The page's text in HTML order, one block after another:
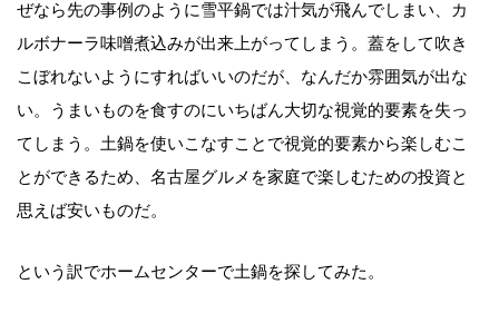
ぜなら先の事例のように雪平鍋では汁気が飛んでしまい、カ
ルボナーラ味噌煮込みが出来上がってしまう。蓋をして吹き
こぼれないようにすればいいのだが、なんだか雰囲気が出な
い。うまいものを食すのにいちばん大切な視覚的要素を失っ
てしまう。土鍋を使いこなすことで視覚的要素から楽しむこ
とができるため、名古屋グルメを家庭で楽しむための投資と
思えば安いものだ。
という訳でホームセンターで土鍋を探してみた。